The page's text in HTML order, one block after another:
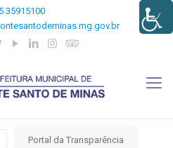
35915100
Portal da Transparência